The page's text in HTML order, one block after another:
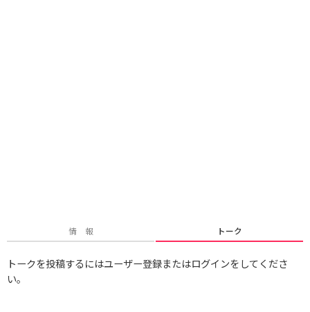
情 報 トーク
トークを投稿するにはユーザー登録またはログインをしてくださ
い。